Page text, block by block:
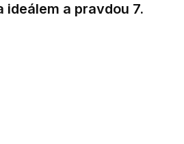
ideálem a pravdou 7.